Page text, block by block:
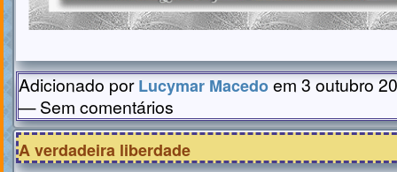
Adicionado porLucymar Macedoem 3 outubro
— Sem comentários
A verdadeira liberdade